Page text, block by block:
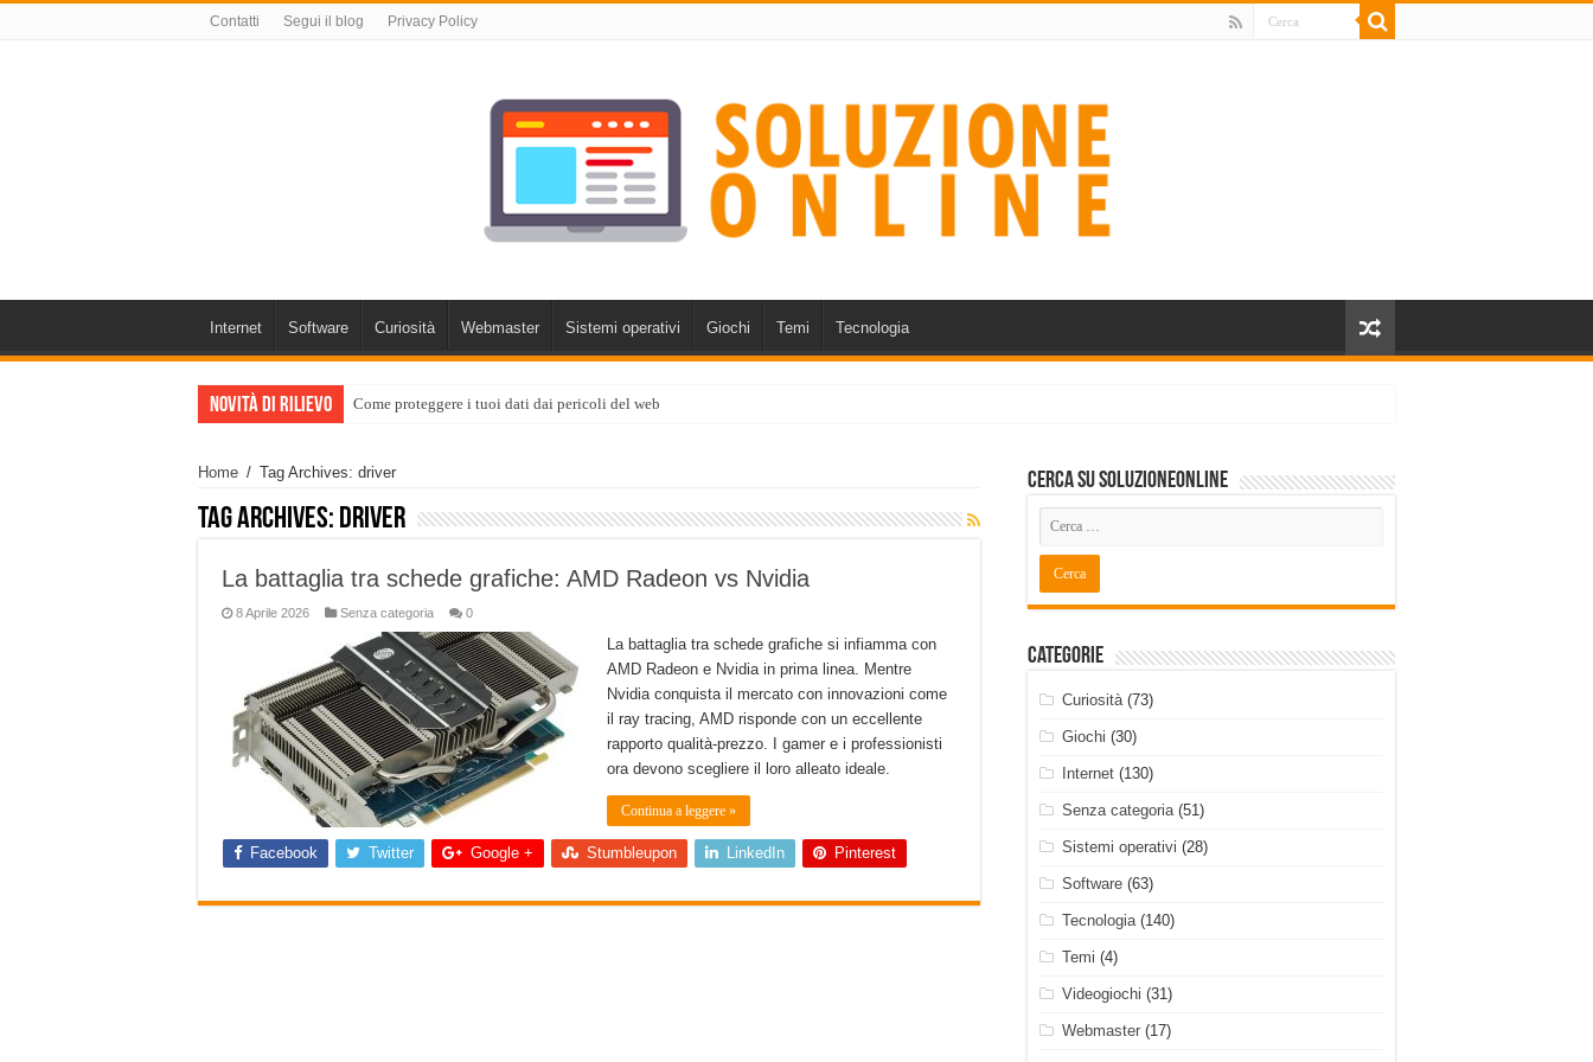
Contatti Segui il blog Privacy Policy
Internet Software Curiosità Webmaster Sistemi operativi Giochi Temi Tecnologia
Novità di rilievo Come proteggere i tuoi dati dai pericoli del web
Home / Tag Archives: driver
Tag Archives: driver
La battaglia tra schede grafiche: AMD Radeon vs Nvidia
8 Aprile 2026 Senza categoria 0
La battaglia tra schede grafiche si infiamma con
AMD Radeon e Nvidia in prima linea. Mentre
Nvidia conquista il mercato con innovazioni come
il ray tracing, AMD risponde con un eccellente
rapporto qualità-prezzo. I gamer e i professionisti
ora devono scegliere il loro alleato ideale.
Continua a leggere »
Facebook Twitter Google + Stumbleupon LinkedIn Pinterest
Cerca su SoluzioneOnline
Categorie
Curiosità(73)
Giochi (30)
Internet(130)
Senza categoria(51)
Sistemi operativi (28)
Software(63)
Tecnologia(140)
Temi (4)
Videogiochi (31)
Webmaster(17)